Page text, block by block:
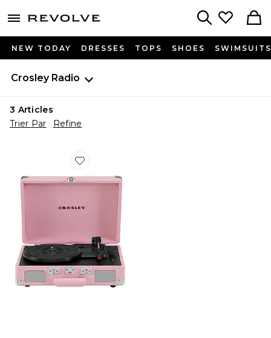
menu - shows more content
NEW TODAY DRESSES TOPS SHOES SWIMSUITS
Crosley Radio
3 Articles
Trier Par
Refine
Favorite Cruiser Plus Record Player